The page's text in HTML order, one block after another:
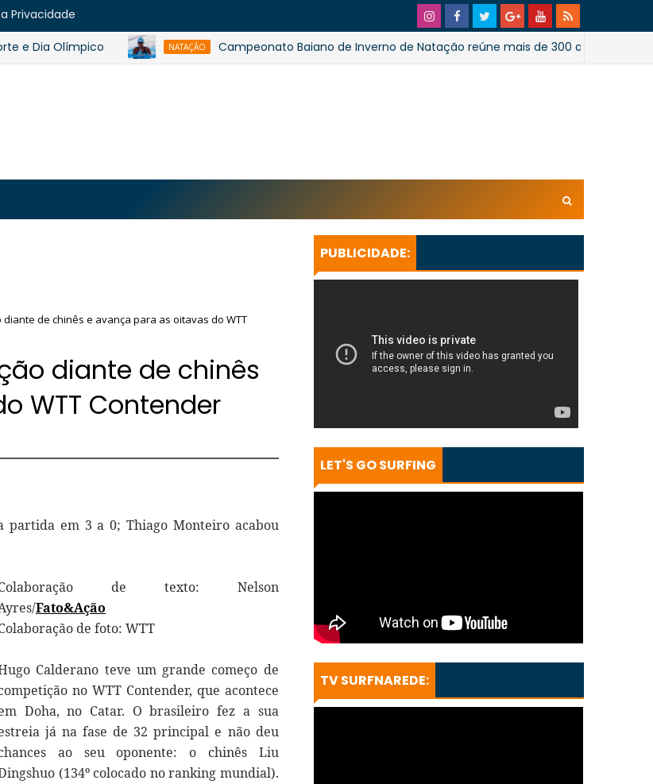
Privacidade
Olímpico NATAÇÃO Campeonato Baiano de Inverno de Natação reúne mais de 300 atletas em Salvador
de chinês e avança para as oitavas do WTT
diante de chinês
WTT Contender
partida em 3 a 0; Thiago Monteiro acabou
de texto: Nelson
Fato&Ação
de foto: WTT
Calderano teve um grande começo de
no WTT Contender, que acontece
Doha, no Catar. O brasileiro fez a sua
já na fase de 32 principal e não deu
ao seu oponente: o chinês Liu
(134º colocado no ranking mundial).
PUBLICIDADE:
LET'S GO SURFING
TV SURFNAREDE: